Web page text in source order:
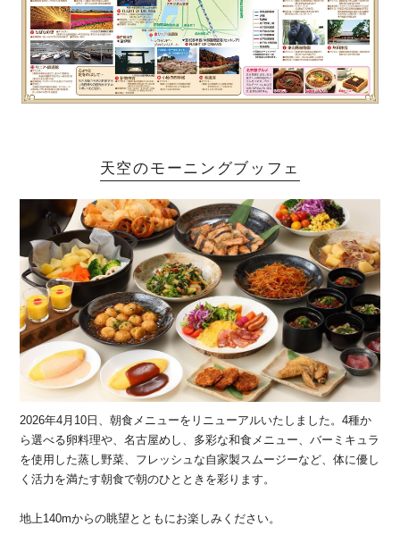
天空のモーニングブッフェ
2026年4月10日、朝食メニューをリニューアルいたしました。4種か
ら選べる卵料理や、名古屋めし、多彩な和食メニュー、バーミキュラ
を使用した蒸し野菜、フレッシュな自家製スムージーなど、体に優し
く活力を満たす朝食で朝のひとときを彩ります。
地上140mからの眺望とともにお楽しみください。